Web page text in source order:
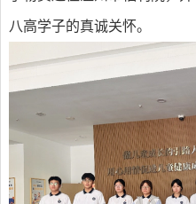
八高学子的真诚关怀。